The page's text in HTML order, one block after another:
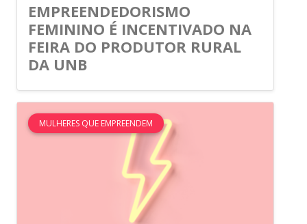
EMPREENDEDORISMO
FEMININO É INCENTIVADO NA
FEIRA DO PRODUTOR RURAL
DA UNB
MULHERES QUE EMPREENDEM